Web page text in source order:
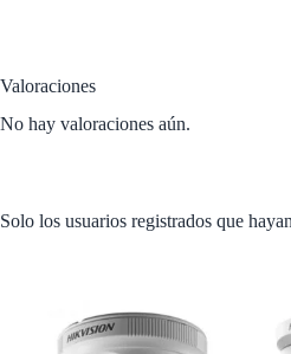
Valoraciones
No hay valoraciones aún.
Solo los usuarios registrados que